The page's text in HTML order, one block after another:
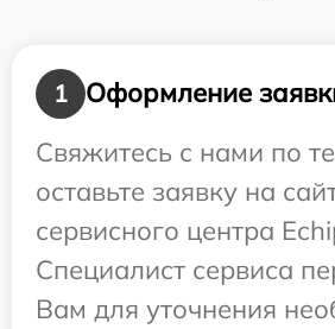
1
Оформление
Свяжитесь с нами по
оставьте заявку на
сервисного центра
Специалист сервиса
Вам для уточнения